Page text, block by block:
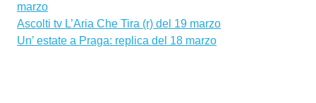
marzo
Ascolti tv L’Aria Che Tira (r) del 19 marzo
Un’ estate a Praga: replica del 18 marzo